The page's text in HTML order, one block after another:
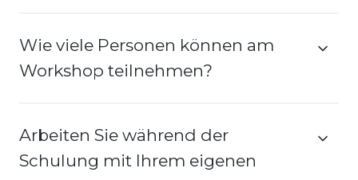
Wie viele Personen können am
Workshop teilnehmen?
Arbeiten Sie während der
Schulung mit Ihrem eigenen